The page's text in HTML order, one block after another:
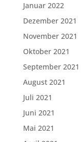
Januar 2022
Dezember 2021
November 2021
Oktober 2021
September 2021
August 2021
Juli 2021
Juni 2021
Mai 2021